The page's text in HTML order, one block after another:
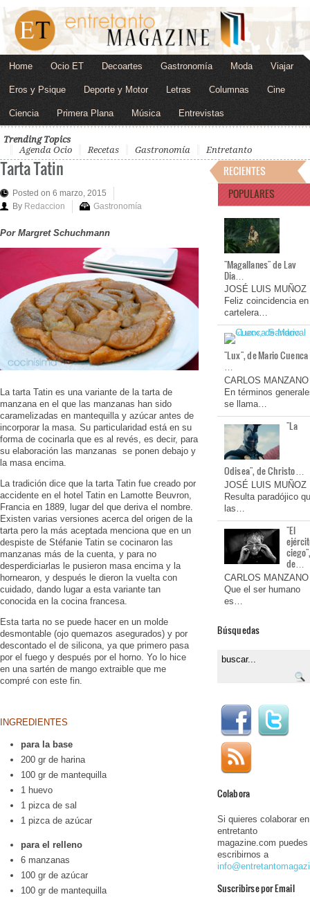
Home Ocio ET Decoartes Gastronomía Moda Viajar
Eros y Psique Deporte y Motor Letras Columnas Cine
Ciencia Primera Plana Música Entrevistas
Trending Topics
Agenda Ocio
Recetas Gastronomía Entretanto
Tarta Tatin
Posted on 6 marzo, 2015
By Redaccion Gastronomía
Por Margret Schuchmann
La tarta Tatin es una variante de la tarta de
manzana en el que las manzanas han sido
caramelizadas en mantequilla y azúcar antes de
incorporar la masa. Su particularidad está en su
forma de cocinarla que es al revés, es decir, para
su elaboración las manzanas se ponen debajo y
la masa encima.
La tradición dice que la tarta Tatin fue creado por
accidente en el hotel Tatin en Lamotte Beuvron,
Francia en 1889, lugar del que deriva el nombre.
Existen varias versiones acerca del origen de la
tarta pero la más aceptada menciona que en un
despiste de Stéfanie Tatin se cocinaron las
manzanas más de la cuenta, y para no
desperdiciarlas le pusieron masa encima y la
hornearon, y después le dieron la vuelta con
cuidado, dando lugar a esta variante tan
conocida en la cocina francesa.
Esta tarta no se puede hacer en un molde
desmontable (ojo quemazos asegurados) y por
descontado el de silicona, ya que primero pasa
por el fuego y después por el horno. Yo lo hice
en una sartén de mango extraible que me
compré con este fin.
INGREDIENTES
para la base
200 gr de harina
100 gr de mantequilla
1 huevo
1 pizca de sal
1 pizca de azúcar
para el relleno
6 manzanas
100 gr de azúcar
100 gr de mantequilla
RECIENTES
POPULARES
"Magallanes" de Lav
Dia…
JOSÉ LUIS MUÑOZ
Feliz coincidencia en
cartelera…
"Lux", de Mario Cuenca
…
CARLOS MANZANO
En términos
se llama…
"La
Odisea", de Christo…
JOSÉ LUIS MUÑOZ
Resulta paradójico
las…
"El
de…
CARLOS MANZANO
Que el ser humano
es…
Búsquedas
Colabora
Si quieres colaborar en
entretanto
magazine.com puedes
escribirnos a
Suscribirse por Email